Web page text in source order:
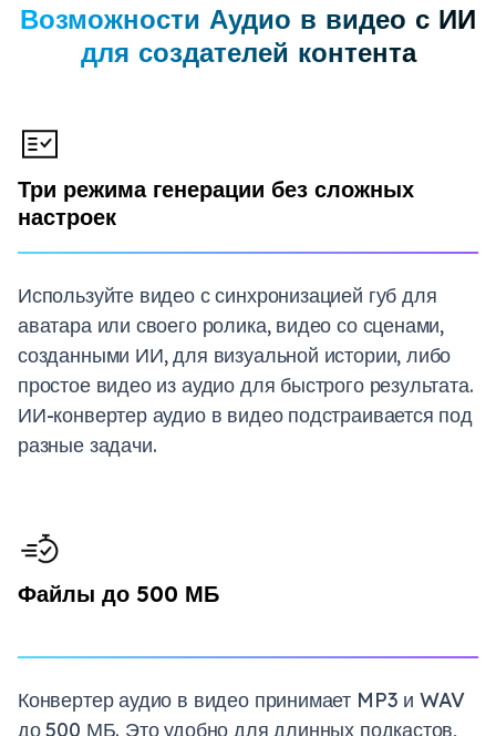
Возможности Аудио в видео с ИИ
для создателей контента
Три режима генерации без сложных
настроек
Используйте видео с синхронизацией губ для
аватара или своего ролика, видео со сценами,
созданными ИИ, для визуальной истории, либо
простое видео из аудио для быстрого результата.
ИИ-конвертер аудио в видео подстраивается под
разные задачи.
Файлы до 500 МБ
Конвертер аудио в видео принимает MP3 и WAV
до 500 МБ. Это удобно для длинных подкастов,